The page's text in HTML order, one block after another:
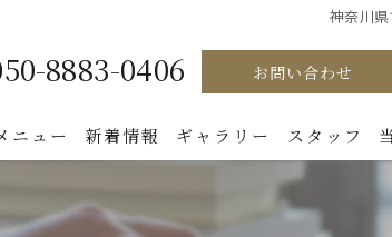
神奈川
8883-0406 お問い合わせ
ニュー 新着情報 ギャラリー スタッフ